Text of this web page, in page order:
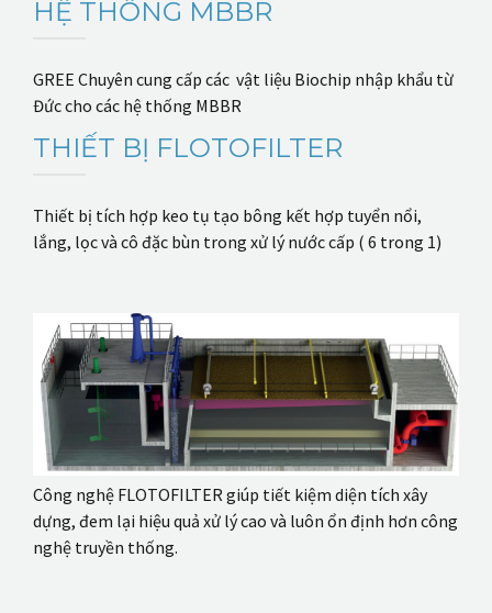
HỆ THỐNG MBBR
GREE Chuyên cung cấp các vật liệu Biochip nhập khẩu từ
Đức cho các hệ thống MBBR
THIẾT BỊ FLOTOFILTER
Thiết bị tích hợp keo tụ tạo bông kết hợp tuyển nổi,
lắng, lọc và cô đặc bùn trong xử lý nước cấp ( 6 trong 1)
Công nghệ FLOTOFILTER giúp tiết kiệm diện tích xây
dựng, đem lại hiệu quả xử lý cao và luôn ổn định hơn công
nghệ truyền thống.